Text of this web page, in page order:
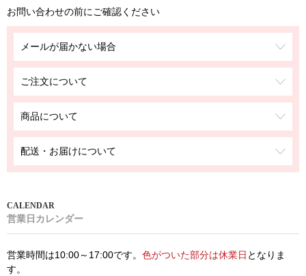
お問い合わせの前にご確認ください
メールが届かない場合
ご注文について
商品について
配送・お届けについて
営業日カレンダー
営業時間は10:00～17:00です。 色がついた部分は休業日 となりま
す。